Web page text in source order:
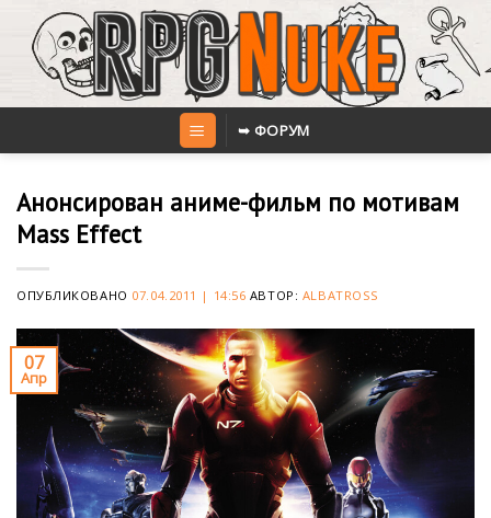
content
➥ ФОРУМ
Анонсирован аниме-фильм по мотивам
Mass Effect
ОПУБЛИКОВАНО 07.04.2011 | 14:56 АВТОР: ALBATROSS
07
Апр